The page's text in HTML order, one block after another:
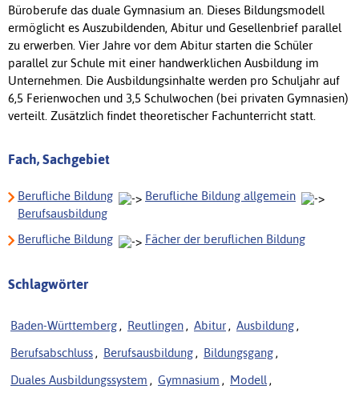
Büroberufe das duale Gymnasium an. Dieses Bildungsmodell
ermöglicht es Auszubildenden, Abitur und Gesellenbrief parallel
zu erwerben. Vier Jahre vor dem Abitur starten die Schüler
parallel zur Schule mit einer handwerklichen Ausbildung im
Unternehmen. Die Ausbildungsinhalte werden pro Schuljahr auf
6,5 Ferienwochen und 3,5 Schulwochen (bei privaten Gymnasien)
verteilt. Zusätzlich findet theoretischer Fachunterricht statt.
Fach, Sachgebiet
Berufliche Bildung
Berufliche Bildung allgemein
Berufsausbildung
Berufliche Bildung
Fächer der beruflichen Bildung
Schlagwörter
Baden-Württemberg , Reutlingen , Abitur , Ausbildung ,
Berufsabschluss , Berufsausbildung , Bildungsgang ,
Duales Ausbildungssystem , Gymnasium , Modell ,